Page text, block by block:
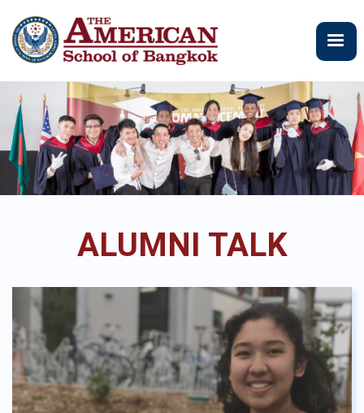
ไป
ยัง
เนื้อหา
ALUMNI TALK